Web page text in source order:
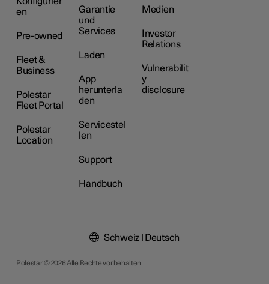
en
Pre-owned
Fleet &
Business
Polestar
Fleet Portal
Polestar
Location
Garantie
und
Services
Laden
App
herunterla
den
Servicestel
len
Support
Handbuch
Medien
Investor
Relations
Vulnerabilit
y
disclosure
Polestar © 2026 Alle Rechte vorbehalten
Schweiz | Deutsch